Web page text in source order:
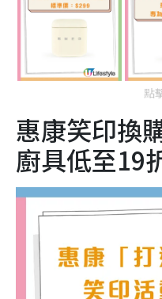
點
惠康笑印換
廚具低至19